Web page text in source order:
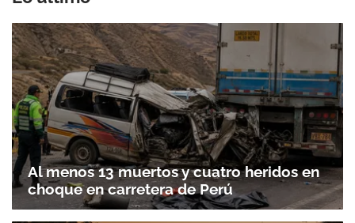
Al menos 13 muertos y cuatro heridos en
choque en carretera de Perú